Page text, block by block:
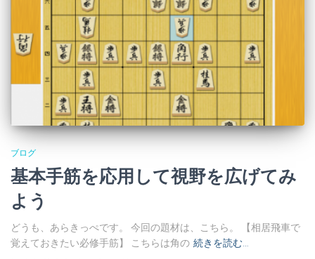
ブログ
基本手筋を応用して視野を広げてみ
よう
どうも、あらきっぺです。 今回の題材は、こちら。 【相居飛車で
覚えておきたい必修手筋】 こちらは角の 続きを読む…